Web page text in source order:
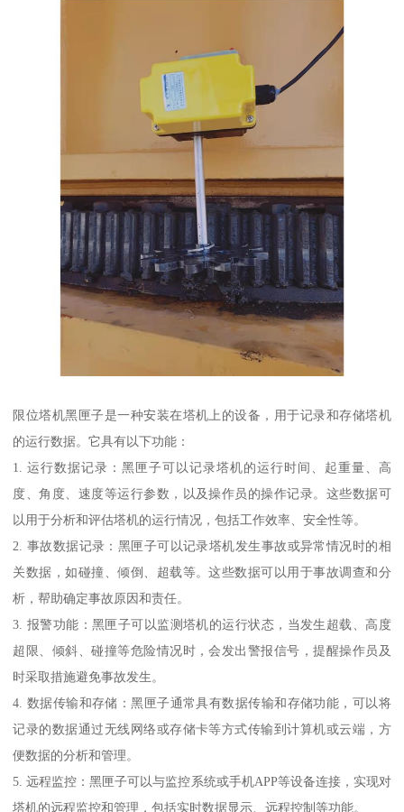
限位塔机黑匣子是一种安装在塔机上的设备，用于记录和存储塔机
的运行数据。它具有以下功能：
1. 运行数据记录：黑匣子可以记录塔机的运行时间、起重量、高
度、角度、速度等运行参数，以及操作员的操作记录。这些数据可
以用于分析和评估塔机的运行情况，包括工作效率、安全性等。
2. 事故数据记录：黑匣子可以记录塔机发生事故或异常情况时的相
关数据，如碰撞、倾倒、超载等。这些数据可以用于事故调查和分
析，帮助确定事故原因和责任。
3. 报警功能：黑匣子可以监测塔机的运行状态，当发生超载、高度
超限、倾斜、碰撞等危险情况时，会发出警报信号，提醒操作员及
时采取措施避免事故发生。
4. 数据传输和存储：黑匣子通常具有数据传输和存储功能，可以将
记录的数据通过无线网络或存储卡等方式传输到计算机或云端，方
便数据的分析和管理。
5. 远程监控：黑匣子可以与监控系统或手机APP等设备连接，实现对
塔机的远程监控和管理，包括实时数据显示、远程控制等功能。